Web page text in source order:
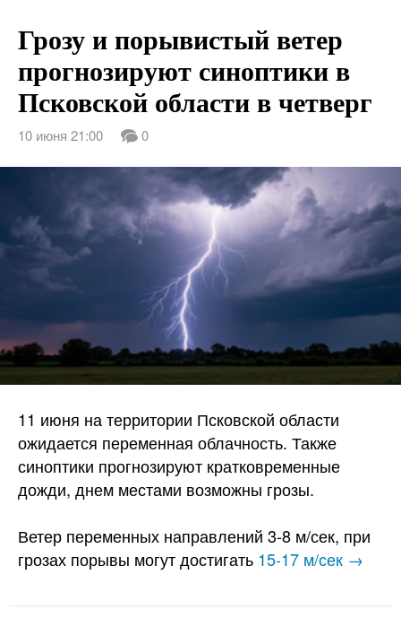
Грозу и порывистый ветер
прогнозируют синоптики в
Псковской области в четверг
10 июня 21:00 0
11 июня на территории Псковской области
ожидается переменная облачность. Также
синоптики прогнозируют кратковременные
дожди, днем местами возможны грозы.
Ветер переменных направлений 3-8 м/сек, при
грозах порывы могут достигать 15-17 м/сек →